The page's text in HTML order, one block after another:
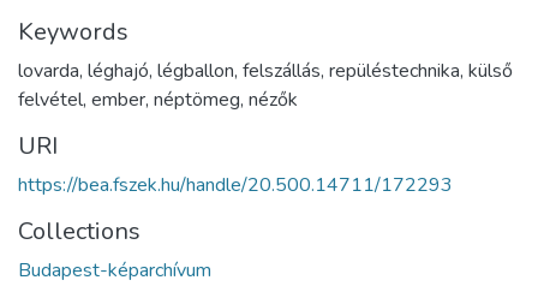
Keywords
lovarda, léghajó, légballon, felszállás, repüléstechnika, külső
felvétel, ember, néptömeg, nézők
URI
https://bea.fszek.hu/handle/20.500.14711/172293
Collections
Budapest-képarchívum